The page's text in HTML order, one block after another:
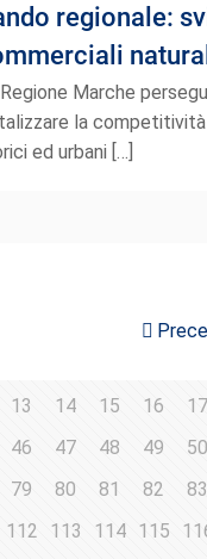
regionale:
Marche
la
ed urbani […]
13 14 15 16 17
46 47 48 49 50
79 80 81 82 83
112 113 114 115